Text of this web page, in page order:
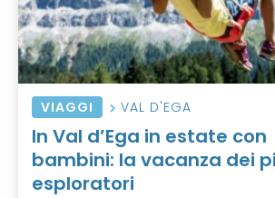
VIAGGI VAL D'EGA
In Val d’Ega in estate con
bambini: la vacanza dei
esploratori